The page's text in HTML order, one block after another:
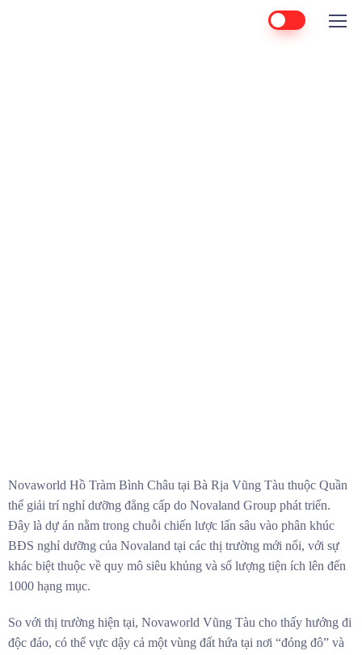
Novaworld Hồ Tràm Bình Châu tại Bà Rịa Vũng Tàu thuộc Quần
thể giải trí nghỉ dưỡng đẳng cấp do Novaland Group phát triển.
Đây là dự án nằm trong chuỗi chiến lược lấn sâu vào phân khúc
BĐS nghỉ dưỡng của Novaland tại các thị trường mới nổi, với sự
khác biệt thuộc về quy mô siêu khủng và số lượng tiện ích lên đến
1000 hạng mục.
So với thị trường hiện tại, Novaworld Vũng Tàu cho thấy hướng đi
độc đáo, có thể vực dậy cả một vùng đất hứa tại nơi “đóng đô” và